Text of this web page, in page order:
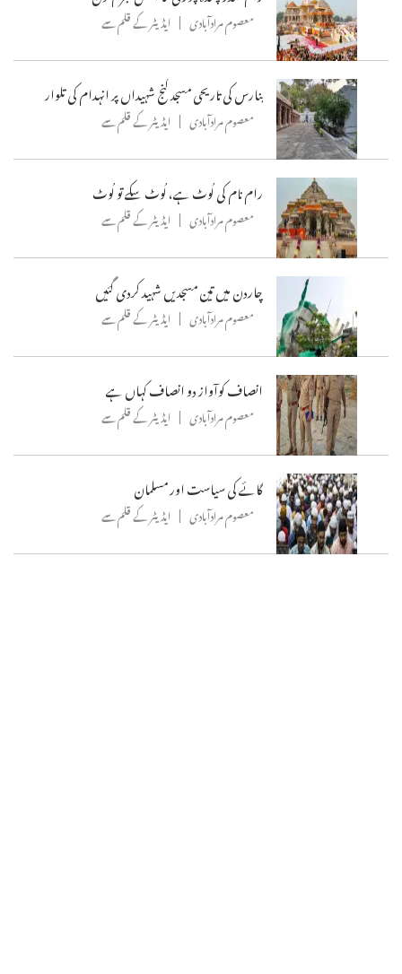
معصوم مرادآبادی ایڈیٹر کے قلم سے
بنارس کی تاریحی مسجد گنج شہیداں پر انہدام کی تلوار
معصوم مرادآبادی ایڈیٹر کے قلم سے
رام نام کی لُوٹ ہے، لُوٹ سکے تو لُوٹ
معصوم مرادآبادی ایڈیٹر کے قلم سے
چاردن میں تین مسجدیں شہید کردی گئیں
معصوم مرادآبادی ایڈیٹر کے قلم سے
انصاف کوآواز دو انصاف کہاں ہے
معصوم مرادآبادی ایڈیٹر کے قلم سے
گائے کی سیاست اور مسلمان
معصوم مرادآبادی ایڈیٹر کے قلم سے